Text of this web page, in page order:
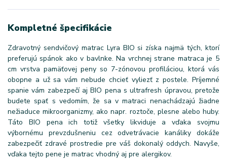
Kompletné špecifikácie
Zdravotný sendvičový matrac Lyra BIO si získa najmä tých, ktorí
preferujú spánok ako v bavlnke. Na vrchnej strane matraca je 5
cm vrstva pamäťovej peny so 7-zónovou profiláciou, ktorá vás
obopne a už sa vám nebude chcieť vyliezť z postele. Príjemné
spanie vám zabezpečí aj BIO pena s ultrafresh úpravou, pretože
budete spať s vedomím, že sa v matraci nenachádzajú žiadne
nežiaduce mikroorganizmy, ako napr. roztoče, plesne alebo huby.
Táto BIO pena ich totiž všetky likviduje a vďaka svojmu
výbornému prevzdušneniu cez odvetrávacie kanáliky dokáže
zabezpečiť zdravé prostredie pre váš dokonalý oddych. Navyše,
vďaka tejto pene je matrac vhodný aj pre alergikov.